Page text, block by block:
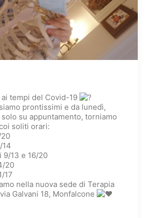
tempi del Covid-19
prontissimi e da lunedì,
su appuntamento, torniamo
soliti orari:
14
9/13 e 16/20
20
17
nella nuova sede di Terapia
Galvani 18, Monfalcone